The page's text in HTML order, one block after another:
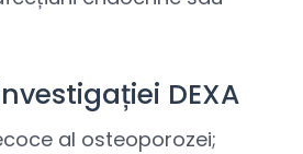
DEXA
al osteoporozei;